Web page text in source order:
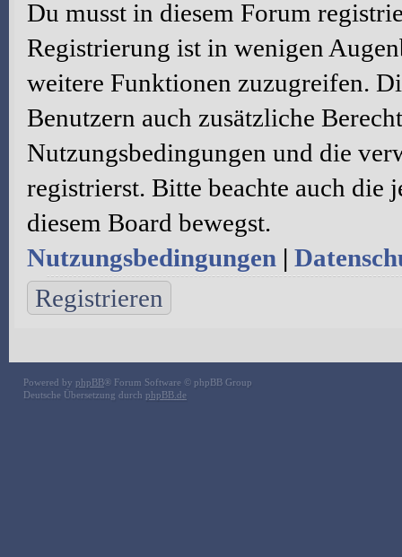
Du musst in diesem Forum
Registrierung ist in wenigen
weitere Funktionen zuzugreifen.
Benutzern auch zusätzliche
Nutzungsbedingungen und die
registrierst. Bitte beachte auch
diesem Board bewegst.
Nutzungsbedingungen |
Registrieren
Powered by phpBB® Forum Software © phpBB Group
Deutsche Übersetzung durch phpBB.de